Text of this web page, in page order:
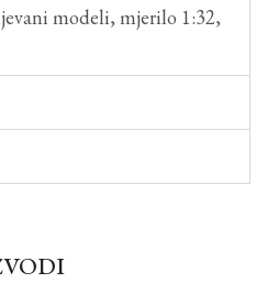
modeli, mjerilo 1:32,